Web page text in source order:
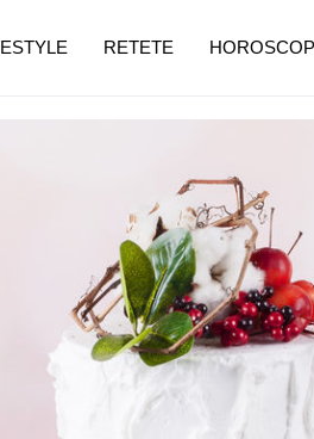
RETETE HOROSCOP
pe măsură ce